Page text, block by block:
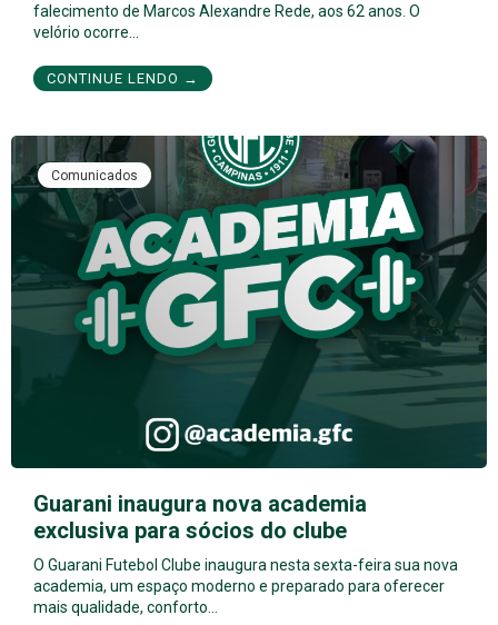
falecimento de Marcos Alexandre Rede, aos 62 anos. O
velório ocorre…
CONTINUE LENDO →
Comunicados
Guarani inaugura nova academia
exclusiva para sócios do clube
O Guarani Futebol Clube inaugura nesta sexta-feira sua nova
academia, um espaço moderno e preparado para oferecer
mais qualidade, conforto…